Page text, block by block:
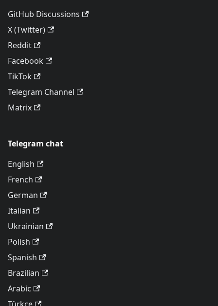
GitHub Discussions
X (Twitter)
Reddit
Facebook
TikTok
Telegram Channel
Matrix
Telegram chat
English
French
German
Italian
Ukrainian
Polish
Spanish
Brazilian
Arabic